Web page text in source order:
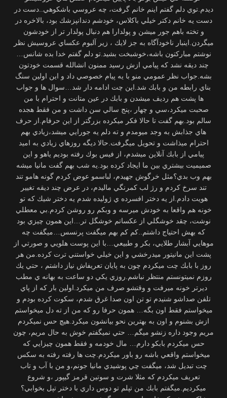
ديدم.توي دلم گفتم اينم خانم گرفت، چه عروسي باشكوهي..دست در
دست يه خانم دكتر خيلي باكلاس، خودشم دندانپزشك بود، بالاخره در
و تخته باهم جور ميشن و پولدارا هم دنبال پولدار تر از خودشون
ميگردن.اينبار ناخودآگاه به جز لايك ، زير آلبوم عكساي عروسيش نظر
نوشتم مباركتون باشه،خوشبخت بشيد.تو دلم گفتم خدا بده شانس…
چند ديقه نشد كه پيامي ازش رسيد ممنون انشالله قسمت خودتون
بشه.جواب نظر عمومي منو با يه پيام خصوصي داد و اين اولين سنگ
بناي رابطه من و بابك شد.اين چت ادامه دار شد…سوال ها و جواب
ها پشت هم رديف ميشدن و بابك در عين متانت و احترام با من
صحبت ميكرد،سي و چهار ،پنج سالي سن داشت و من فقط هجده
سالم بود.بهم گفت تا حالا فكر ميكرده بزرگتر از اين حرفام.از حرف
هاي جذابش به وجد ميومدم و ته دلم يه جورايي ميشد،زيادي بهم
احترام ميذاشت و تحويل ميگرفت.حالا ديگه روزهاي زيادي به اميد
پيامي از بابك آنلاين ميشدم، از فيس بوك رفته بوديم ياهو و اين
صميميت بيشتري بين ما ايجاد كرده بود.يه شب بهم گفت مانيا ميشه
بهم وب بدي؟مثل خرگوش جهيدم، لباسمو عوض كردم گونه هامو تند
تند سرخ كردم و رژ لب كمرنگي ماليدم، در عرض چند ديقه تغيير
هويت دادم.از يه دختر افسرده ي ژوليده شدم يه دختر شيك كه تو
خونه هم واقعا به خودش ميرسه و وبكم رو روشن كردم.بي معطلي
نوشت، چقد خوشگلي از عكساتم خوشگل تر…اين همون چيزي بود
كه بهش احتياج داشتم..كم كم بهم ميگفت پرنسس…ميگفت چه
موهايي آبشار طلايي، بكر و طبيعي…با اين پوست هلويي و صورتي از
پشت اين مانيتور ميدرخشي و اين خيلي خواستني ترت كرده.من هر
روز با بابك چت ميكردم چون به پایان تعريفاش نياز داشتم ، حتي يك
روزم نميتونستم منتظر نباشم.روزي يكي دو ساعت به بهانه ي مطب
ديرتر خونه ميرفت و وقتشو صرف من ميكرد.اولين بار كه از پاي
تلفن صداشو شنيدم تو تن اون صدا غرق شدم، سكوت كرده بودم و
ميخواستم فقط اون بگه… همون حرفا رو كه من از ته دل ميخواستم
ازش بشنوم و اون به بهترين نحو بيانشون ميكرد.هيچ حس نميكردم
مريم وجود داره زنشو ميگم… حتي نميگفتم خوش به حال مريم، چون
حس ميكردم بابكو دارم… مال خودمه و فقط همون چيزايي كه
ميخواستم واقعي باشه رو باور ميكردم.چت ها رفته رفته به سكس
چت تبديل شد، ميگفت چي پوشيدي مانيا جونم،و من با آب و تاب
تعريف ميكردم كه مثلا شرت و سوتين قرمز گيپور ،و شروع
ميكرديم.ميگفتم بابك من تپلم تو دوس داري با دختر تپل بخوابي؟